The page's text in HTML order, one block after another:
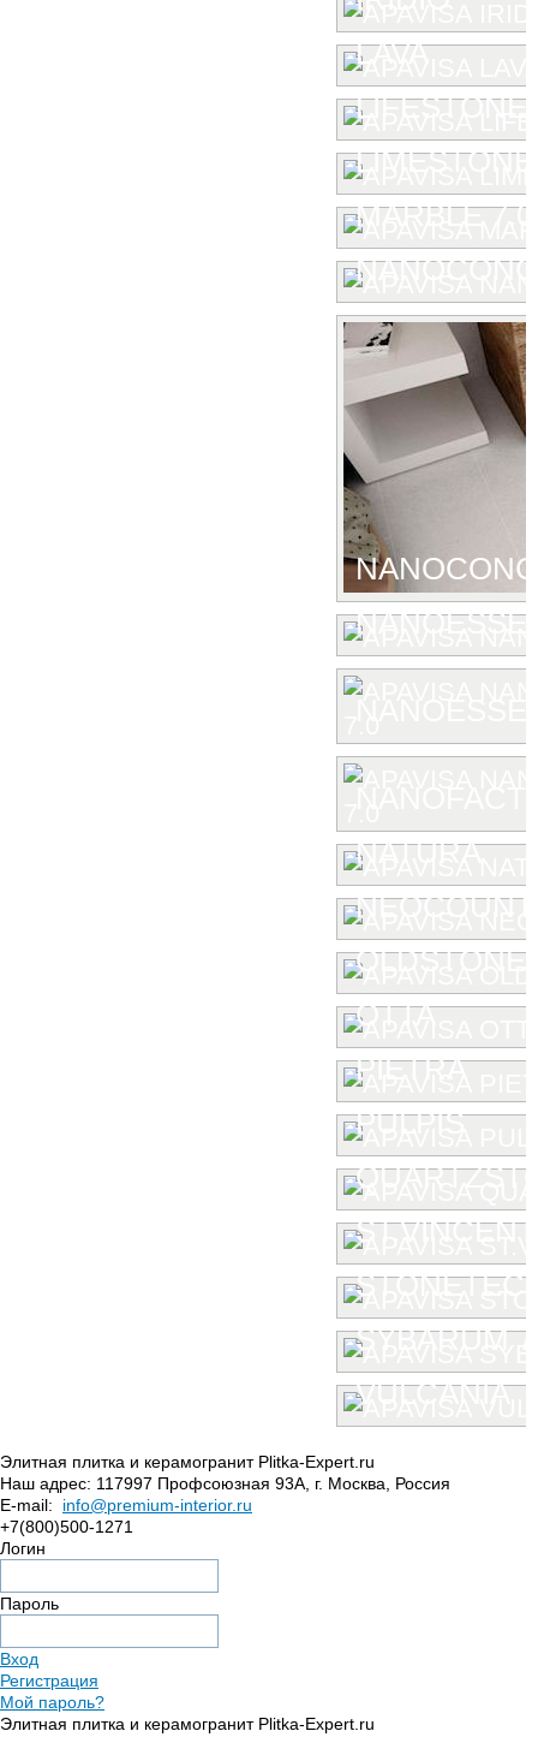
LAVA
LIFESTONE
LIMESTONE
MARBLE 7.0
NATURA
OLDSTONE
OTTA
PIETRA
PULPIS
ST.VINCENT
SYBARUM
VULCANIA
Элитная плитка и керамогранит Plitka-Expert.ru
Наш адрес: 117997 Профсоюзная 93А, г. Москва, Россия
E-mail:
info@premium-interior.ru
+7(800)500-1271
Логин
Пароль
Вход
Регистрация
Мой пароль?
Элитная плитка и керамогранит Plitka-Expert.ru